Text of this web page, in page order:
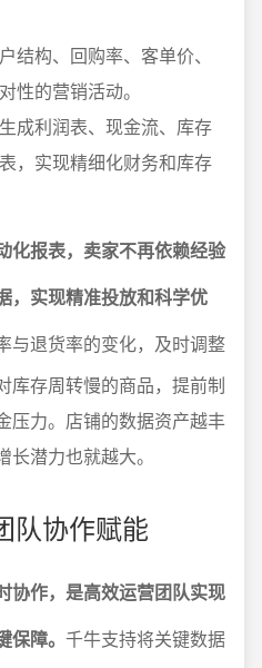
结构、回购率、客单价、
性的营销活动。
成利润表、现金流、库存
，实现精细化财务和库存
化报表，卖家不再依赖经验
，实现精准投放和科学优
与退货率的变化，及时调整
库存周转慢的商品，提前制
压力。店铺的数据资产越丰
潜力也就越大。
队协作赋能
协作，是高效运营团队实现
障。 千牛支持将关键数据